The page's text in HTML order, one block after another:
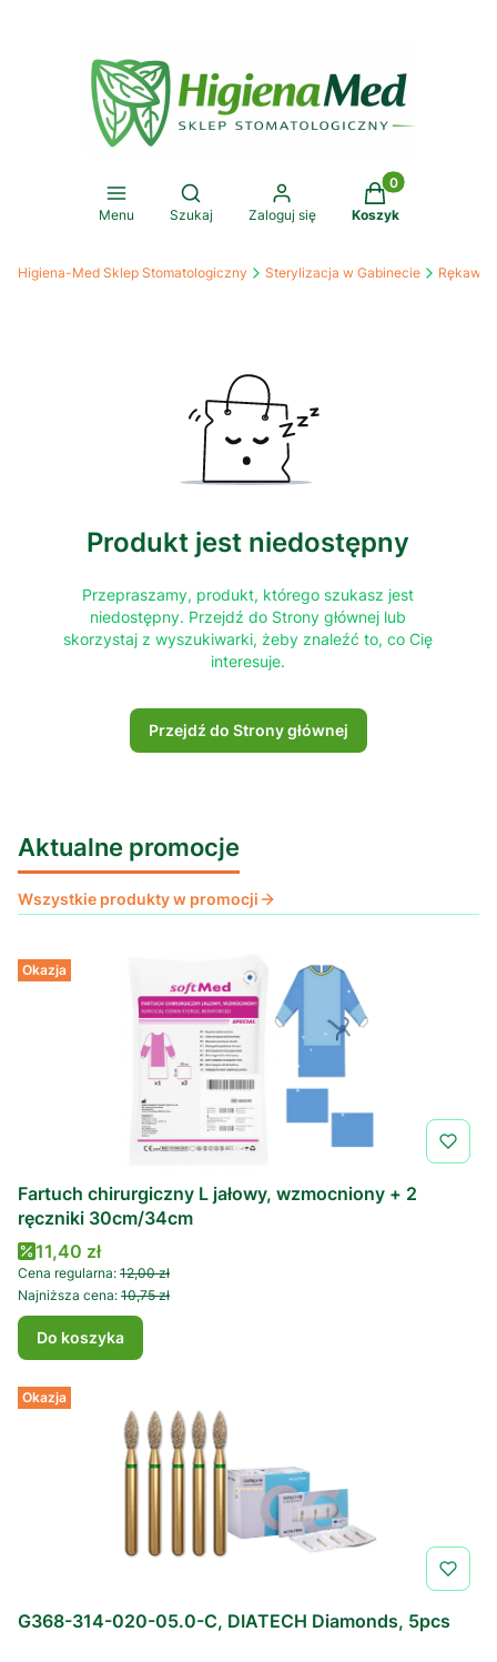
Menu
Otwórz wyszukiwarkę
Szukaj Zaloguj się
Produkty w
Koszyk
Higiena-Med Sklep Stomatologiczny Sterylizacja w Gabinecie Rękaw
Produkt jest niedostępny
Przepraszamy, produkt, którego szukasz jest
niedostępny. Przejdź do Strony głównej lub
skorzystaj z wyszukiwarki, żeby znaleźć to, co Cię
interesuje.
Przejdź do Strony głównej
Aktualne promocje
Wszystkie produkty w promocji
Okazja
Fartuch chirurgiczny L jałowy, wzmocniony + 2
ręczniki 30cm/34cm
Cena promocyjna
11,40 zł
Cena regularna: 12,00 zł
Najniższa cena: 10,75 zł
Do koszyka
Okazja
G368-314-020-05.0-C, DIATECH Diamonds, 5pcs